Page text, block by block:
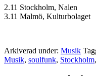
2.11 Stockholm, Nalen
3.11 Malmö, Kulturbolaget
Arkiverad under: Musik
Musik, soulfunk, Stockholm,